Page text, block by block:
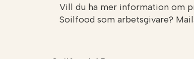
Vill du ha mer information om
Soilfood som arbetsgivare?